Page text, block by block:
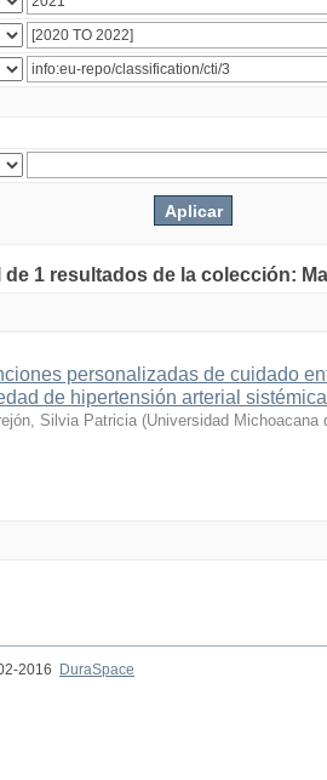
de 1 resultados de la colección:
personalizadas de cuidado
de hipertensión arterial
Silvia Patricia (Universidad Michoacana
2016
DuraSpace